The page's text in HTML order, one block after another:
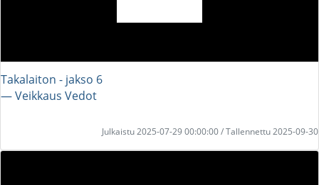
Takalaiton - jakso 6
― Veikkaus Vedot
Julkaistu 2025-07-29 00:00:00 / Tallennettu 2025-09-30